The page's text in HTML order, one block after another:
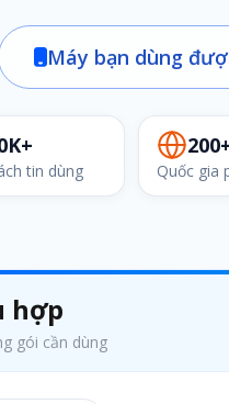
Máy bạn dùng
tin dùng Quốc gia
hợp
gói cần dùng